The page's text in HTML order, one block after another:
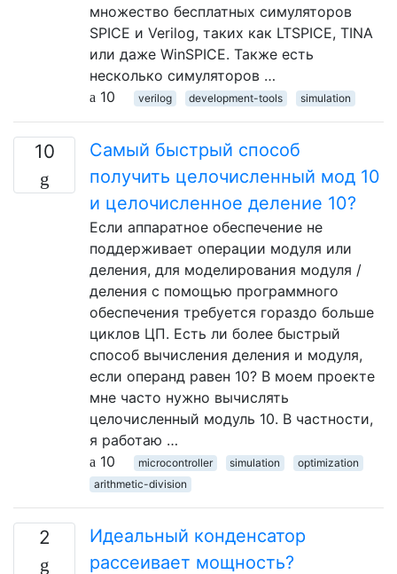
множество бесплатных симуляторов
SPICE и Verilog, таких как LTSPICE, TINA
или даже WinSPICE. Также есть
несколько симуляторов …
10
verilog development-tools simulation
10
Самый быстрый способ
получить целочисленный мод 10
и целочисленное деление 10?
Если аппаратное обеспечение не
поддерживает операции модуля или
деления, для моделирования модуля /
деления с помощью программного
обеспечения требуется гораздо больше
циклов ЦП. Есть ли более быстрый
способ вычисления деления и модуля,
если операнд равен 10? В моем проекте
мне часто нужно вычислять
целочисленный модуль 10. В частности,
я работаю …
10
microcontroller simulation
optimization
arithmetic-division
2
Идеальный конденсатор
рассеивает мощность?